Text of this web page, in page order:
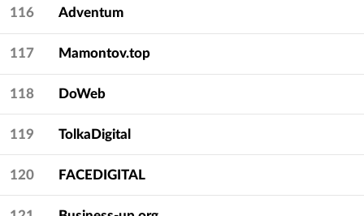
116 Adventum
117 Mamontov.top
118 DoWeb
119 TolkaDigital
120 FACEDIGITAL